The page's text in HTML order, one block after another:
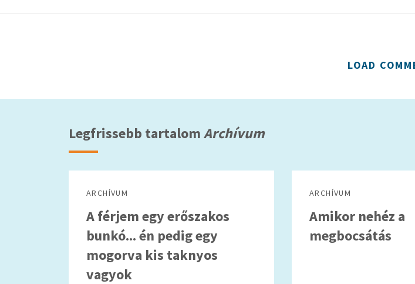
LOAD
Legfrissebb tartalomArchívum
ARCHÍVUM
A férjem egy erőszakos
bunkó... én pedig egy
mogorva kis taknyos
vagyok
ARCHÍVUM
Amikor nehéz a
megbocsátás